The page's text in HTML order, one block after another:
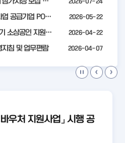
2026년 클린제조환경조성 사업 공급기업 POOL 안내 2026-05-22
「2026년 희망리턴패키지 위기 소상공인 지원」모집 통합 2차 수정 공고 2026-04-22
침 및 업무편람 2026-04-07
우처 지원사업」 시행 공